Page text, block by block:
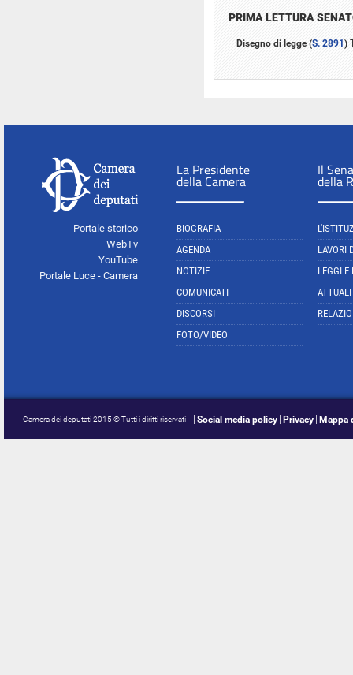
PRIMA LETTURA
Disegno di legge (S. 2891)
Portale storico
WebTv
YouTube
Portale Luce - Camera
La Presidente
della Camera
BIOGRAFIA
AGENDA
NOTIZIE
COMUNICATI
DISCORSI
FOTO/VIDEO
Il
della
LAVORI
LEGGI E
Camera dei deputati 2015 © Tutti i diritti riservati Social media policy Privacy Mappa